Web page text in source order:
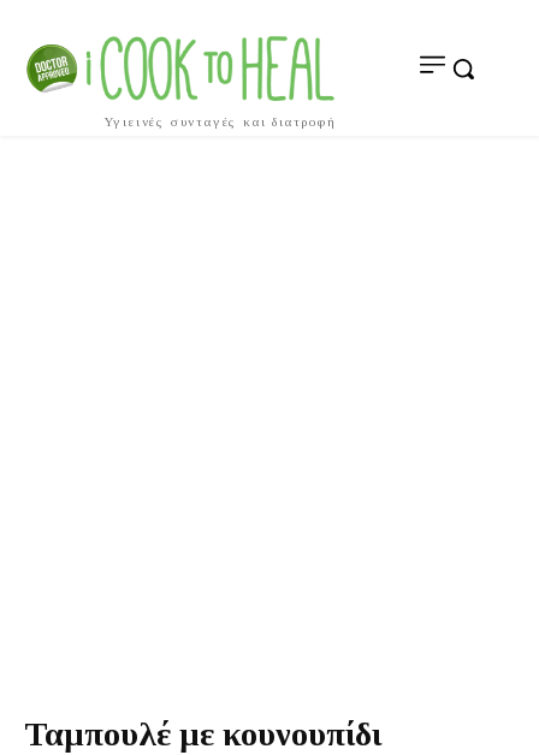
Υγιεινές συνταγές και διατροφή
Ταμπουλέ με κουνουπίδι